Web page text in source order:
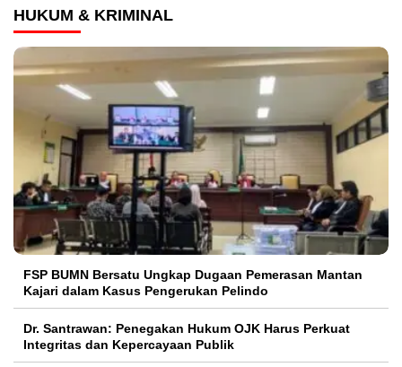
HUKUM & KRIMINAL
FSP BUMN Bersatu Ungkap Dugaan Pemerasan Mantan
Kajari dalam Kasus Pengerukan Pelindo
Dr. Santrawan: Penegakan Hukum OJK Harus Perkuat
Integritas dan Kepercayaan Publik